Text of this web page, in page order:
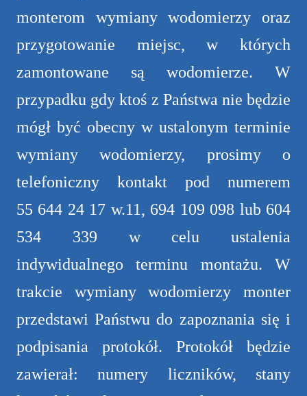
monterom wymiany wodomierzy oraz
przygotowanie miejsc, w których
zamontowane są wodomierze. W
przypadku gdy ktoś z Państwa nie będzie
mógł być obecny w ustalonym terminie
wymiany wodomierzy, prosimy o
telefoniczny kontakt pod numerem
55 644 24 17 w.11, 694 109 098 lub 604
534 339 w celu ustalenia
indywidualnego terminu montażu. W
trakcie wymiany wodomierzy monter
przedstawi Państwu do zapoznania się i
podpisania protokół. Protokół będzie
zawierał: numery liczników, stany